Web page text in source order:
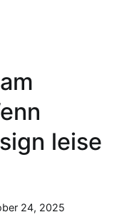
leise
24, 2025